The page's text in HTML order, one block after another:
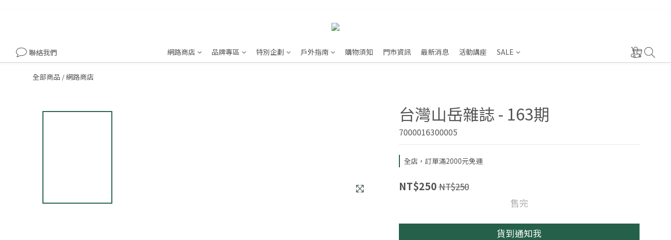
聯絡我們 網路商店 品牌專區 特別企劃 戶外指南 購物須知 門市資訊 最新消息 活動講座 SALE
全部商品 / 網路商店
台灣山岳雜誌 - 163期
7000016300005
全店，訂單滿2000元免運
NT$250NT$250
售完
貨到通知我